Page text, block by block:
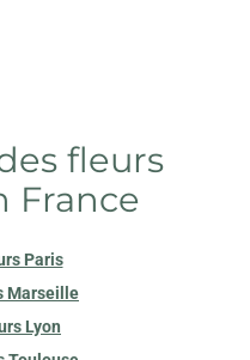
fleurs
France
Paris
Marseille
Lyon